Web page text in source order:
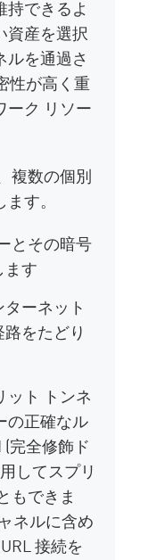
できるよ
資産を選択
ルを通過さ
性が高く重
ーク リソー
複数の個別
す。
とその暗号
ます
ーネット
をたどり
ット トンネ
の正確なル
完全修飾ド
してスプリ
もできま
ネルに含め
接続を